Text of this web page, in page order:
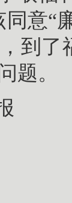
意“
到
题。